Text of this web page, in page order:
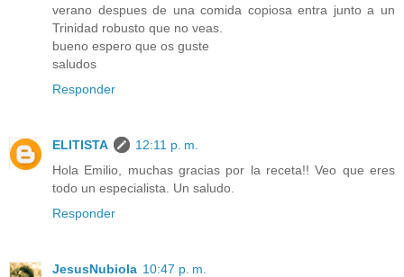
verano despues de una comida copiosa entra junto a un
Trinidad robusto que no veas.
bueno espero que os guste
saludos
Responder
ELITISTA
12:11 p. m.
Hola Emilio, muchas gracias por la receta!! Veo que eres
todo un especialista. Un saludo.
Responder
JesusNubiola 10:47 p. m.